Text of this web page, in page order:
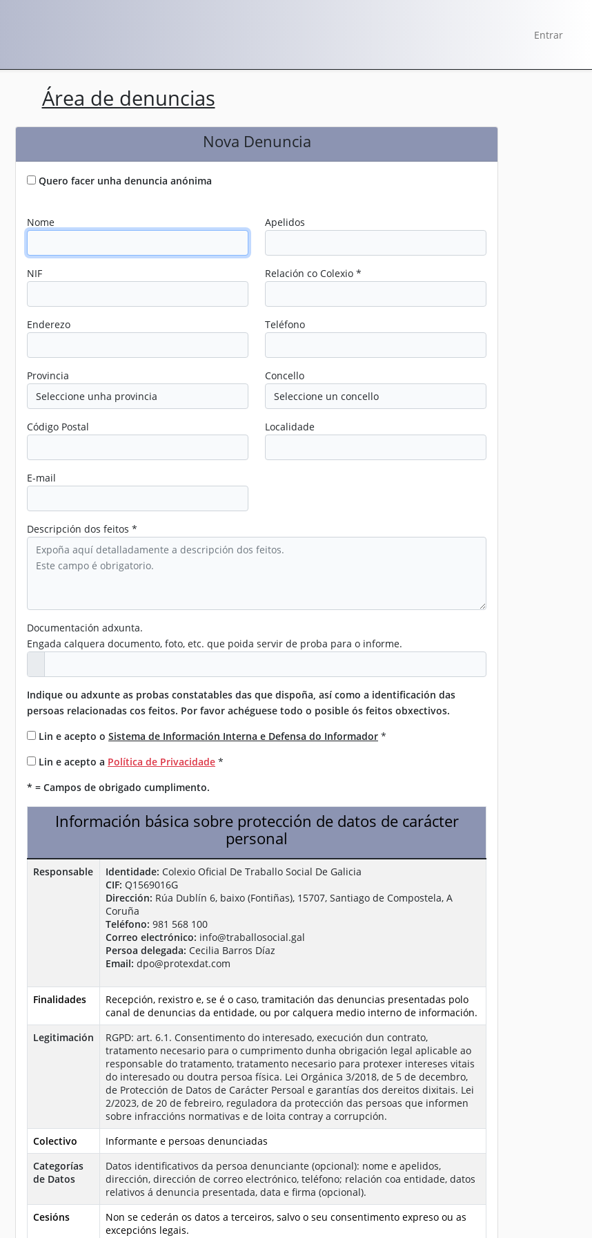
Entrar
Área de denuncias
Nova Denuncia
Quero facer unha denuncia anónima
Nome Apelidos
NIF Relación co Colexio *
Enderezo Teléfono
Provincia Concello
Código Postal Localidade
E-mail
Descripción dos feitos *
Documentación adxunta.
Engada calquera documento, foto, etc. que poida servir de proba para o informe.
Indique ou adxunte as probas constatables das que dispoña, así como a identificación das
persoas relacionadas cos feitos. Por favor achéguese todo o posible ós feitos obxectivos.
Lin e acepto o Sistema de Información Interna e Defensa do Informador *
Lin e acepto a Política de Privacidade *
* = Campos de obrigado cumplimento.
Información básica sobre protección de datos de carácter
personal
Responsable Identidade: Colexio Oficial De Traballo Social De Galicia
CIF: Q1569016G
Dirección: Rúa Dublín 6, baixo (Fontiñas), 15707, Santiago de Compostela, A
Coruña
Teléfono: 981 568 100
Correo electrónico: info@traballosocial.gal
Persoa delegada: Cecilia Barros Díaz
Email: dpo@protexdat.com
Finalidades
Recepción, rexistro e, se é o caso, tramitación das denuncias presentadas polo
canal de denuncias da entidade, ou por calquera medio interno de información.
Legitimación
RGPD: art. 6.1. Consentimento do interesado, execución dun contrato,
tratamento necesario para o cumprimento dunha obrigación legal aplicable ao
responsable do tratamento, tratamento necesario para protexer intereses vitais
do interesado ou doutra persoa física. Lei Orgánica 3/2018, de 5 de decembro,
de Protección de Datos de Carácter Persoal e garantías dos dereitos dixitais. Lei
2/2023, de 20 de febreiro, reguladora da protección das persoas que informen
sobre infraccións normativas e de loita contray a corrupción.
Colectivo
Informante e persoas denunciadas
Categorías
de Datos
Datos identificativos da persoa denunciante (opcional): nome e apelidos,
dirección, dirección de correo electrónico, teléfono; relación coa entidade, datos
relativos á denuncia presentada, data e firma (opcional).
Cesións
Non se cederán os datos a terceiros, salvo o seu consentimento expreso ou as
excepcións legais.